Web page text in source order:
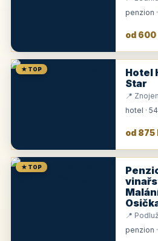
penzion
od
★ TOP
Hotel
Star
📍
hotel ·
od 875
★ TOP
📍
penzion